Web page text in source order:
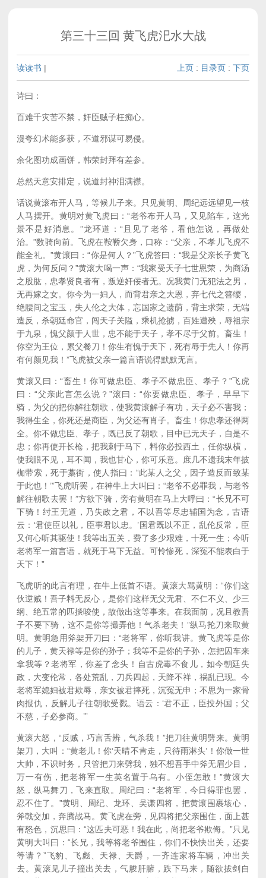
第三十三回 黄飞虎汜水大战
读读书 | 上页 : 目录页 : 下页
诗曰：
百难千灾苦不禁，奸臣贼子枉痴心。
漫夸幻术能多获，不道邪谋可易侵。
余化图功成画饼，韩荣封拜有差参。
总然天意安排定，说道封神泪满襟。
话说黄滚布开人马，等候儿子来。只见黄明、周纪远远望见一枝
人马摆开。黄明对黄飞虎曰：“老爷布开人马，又见陷车，这光
景不是好消息。”龙环道：“且见了老爷，看他怎说，再做处
治。”数骑向前。飞虎在鞍鞒欠身，口称：“父亲，不孝儿飞虎不
能全礼。”黄滚曰：“你是何人？”飞虎答曰：“我是父亲长子黄飞
虎，为何反问？”黄滚大喝一声：“我家受天子七世恩荣，为商汤
之股肱，忠孝贤良者有，叛逆奸佞者无。况我黄门无犯法之男，
无再嫁之女。你今为一妇人，而背君亲之大恩，弃七代之簪缨，
绝腰间之宝玉，失人伦之大体，忘国家之遗荫，背主求荣，无端
造反，杀朝廷命官，闯天子关隘，乘机抢掳，百姓遭殃，辱祖宗
于九泉，愧父颜于人世，忠不能于天子，孝不尽于父前。畜生！
你空为王位，累父餐刀！你生有愧于天下，死有辱于先人！你再
有何颜见我！”飞虎被父亲一篇言语说得默默无言。
黄滚又曰：“畜生！你可做忠臣、孝子不做忠臣、孝子？”飞虎
曰：“父亲此言怎么说？”滚曰：“你要做忠臣、孝子，早早下
骑，为父的把你解往朝歌，使我黄滚解子有功，天子必不害我；
我得生全，你死还是商臣，为父还有肖子。畜生！你忠孝还得两
全。你不做忠臣、孝子，既已反了朝歌，目中已无天子，自是不
忠；你再使开长枪，把我刺于马下，料你必投西土，任你纵横，
使我眼不见，耳不闻，我也甘心，你可乐意。庶几不遗我末年披
枷带索，死于藁街，使人指曰：“此某人之父，因子造反而致某
于此也！’”飞虎听罢，在神牛上大叫曰：“老爷不必罪我，与老爷
解往朝歌去罢！”方欲下骑，旁有黄明在马上大呼曰：“长兄不可
下骑！纣王无道，乃失政之君，不以吾等尽忠辅国为念，古语
云：‘君使臣以礼，臣事君以忠。’国君既以不正，乱伦反常，臣
又何心听其驱使！我等出五关，费了多少艰难，十死一生；今听
老将军一篇言语，就死于马下无益。可怜惨死，深冤不能表白于
天下！”
飞虎听的此言有理，在牛上低首不语。黄滚大骂黄明：“你们这
伙逆贼！吾子料无反心，是你们这样无父无君、不仁不义、少三
纲、绝五常的匹掞唆使，故做出这等事来。在我面前，况且教吾
子不要下骑，这不是你等撮弄他！气杀老夫！”纵马抡刀来取黄
明。黄明急用斧架开刀曰：“老将军，你听我讲。黄飞虎等是你
的儿子，黄天禄等是你的孙子；我等不是你的子孙，怎把囚车来
拿我等？老将军，你差了念头！自古虎毒不食儿，如今朝廷失
政，大变伦常，各处荒乱，刀兵四起，天降不祥，祸乱已现。今
老将军媳妇被君欺辱，亲女被君摔死，沉冤无申；不思为一家骨
肉报仇，反解儿子往朝歌受戮。语云：‘君不正，臣投外国；父
不慈，子必参商。’”
黄滚大怒，“反贼，巧言舌辨，气杀我！”把刀往黄明劈来。黄明
架刀，大叫：“黄老儿！你‘天晴不肯走，只待雨淋头’！你做一世
大帅，不识时务，只管把刀来劈我，独不想吾手中斧无眉少目，
万一有伤，把老将军一生英名置于乌有。小侄怎敢！”黄滚大
怒，纵马舞刀，飞来直取。周纪曰：“老将军，今日得罪也罢，
忍不住了。”黄明、周纪、龙环、吴谦四将，把黄滚围裹垓心，
斧戟交加，奔腾战马。黄飞虎在旁，见四将把父亲围住，面上甚
有怒色，沉思曰：“这匹夫可恶！我在此，尚把老爷欺侮。”只见
黄明大叫曰：“长兄，我等将老爷围住，你们不快快出关，还要
等请？”飞豹、飞彪、天禄、天爵，一齐连家将车辆，冲出关
去。黄滚见儿子撞出关去，气朘肝腑，跌下马来，随欲拔剑自